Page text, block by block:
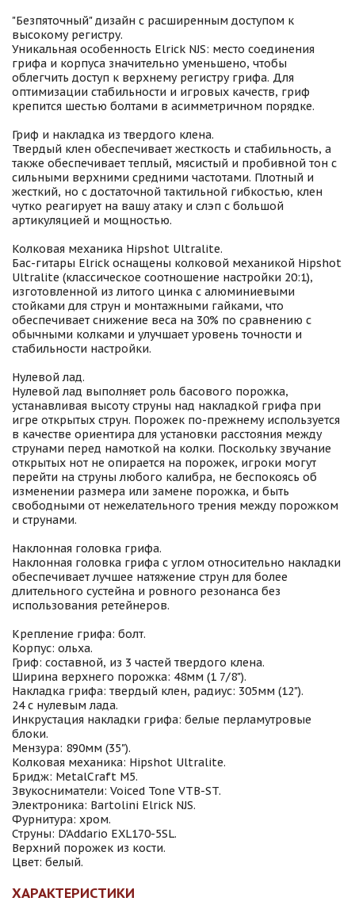
"Безпяточный" дизайн с расширенным доступом к
высокому регистру.
Уникальная особенность Elrick NJS: место соединения
грифа и корпуса значительно уменьшено, чтобы
облегчить доступ к верхнему регистру грифа. Для
оптимизации стабильности и игровых качеств, гриф
крепится шестью болтами в асимметричном порядке.
Гриф и накладка из твердого клена.
Твердый клен обеспечивает жесткость и стабильность, а
также обеспечивает теплый, мясистый и пробивной тон с
сильными верхними средними частотами. Плотный и
жесткий, но с достаточной тактильной гибкостью, клен
чутко реагирует на вашу атаку и слэп с большой
артикуляцией и мощностью.
Колковая механика Hipshot Ultralite.
Бас-гитары Elrick оснащены колковой механикой Hipshot
Ultralite (классическое соотношение настройки 20:1),
изготовленной из литого цинка с алюминиевыми
стойками для струн и монтажными гайками, что
обеспечивает снижение веса на 30% по сравнению с
обычными колками и улучшает уровень точности и
стабильности настройки.
Нулевой лад.
Нулевой лад выполняет роль басового порожка,
устанавливая высоту струны над накладкой грифа при
игре открытых струн. Порожек по-прежнему используется
в качестве ориентира для установки расстояния между
струнами перед намоткой на колки. Поскольку звучание
открытых нот не опирается на порожек, игроки могут
перейти на струны любого калибра, не беспокоясь об
изменении размера или замене порожка, и быть
свободными от нежелательного трения между порожком
и струнами.
Наклонная головка грифа.
Наклонная головка грифа с углом относительно накладки
обеспечивает лучшее натяжение струн для более
длительного сустейна и ровного резонанса без
использования ретейнеров.
Крепление грифа: болт.
Корпус: ольха.
Гриф: составной, из 3 частей твердого клена.
Ширина верхнего порожка: 48мм (1 7/8").
Накладка грифа: твердый клен, радиус: 305мм (12").
24 с нулевым лада.
Инкрустация накладки грифа: белые перламутровые
блоки.
Мензура: 890мм (35").
Колковая механика: Hipshot Ultralite.
Бридж: MetalCraft M5.
Звукосниматели: Voiced Tone VTB-ST.
Электроника: Bartolini Elrick NJS.
Фурнитура: хром.
Струны: D'Addario EXL170-5SL.
Верхний порожек из кости.
Цвет: белый.
ХАРАКТЕРИСТИКИ